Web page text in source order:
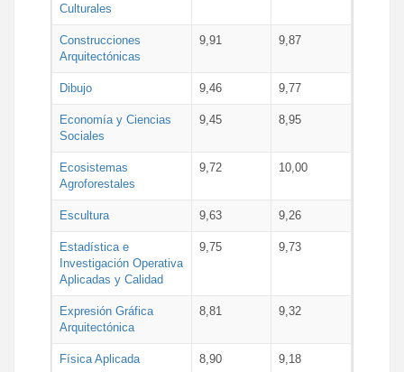
Culturales
Construcciones
Arquitectónicas
9,91 9,87
Dibujo 9,46 9,77
Economía y Ciencias
Sociales
9,45 8,95
Ecosistemas
Agroforestales
9,72 10,00
Escultura 9,63 9,26
Estadística e
Investigación Operativa
Aplicadas y Calidad
9,75 9,73
Expresión Gráfica
Arquitectónica
8,81 9,32
Física Aplicada 8,90 9,18